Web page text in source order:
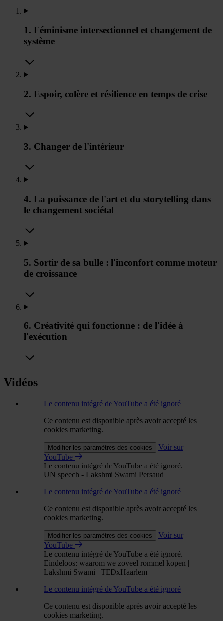
1. Féminisme intersectionnel et changement de
système
2. Espoir, colère et résilience en temps de crise
3. Changer de l'intérieur
4. La puissance de l'art et du storytelling dans
le changement sociétal
5. Sortir de sa bulle : l'inconfort comme moteur
de croissance
6. Créativité qui fonctionne : de l'idée à
l'exécution
Vidéos
Le contenu intégré de YouTube a été ignoré
Ce contenu est disponible après avoir accepté les
cookies marketing.
Modifier les paramètres des cookies
Voir sur
YouTube
Le contenu intégré de YouTube a été ignoré.
UN speech - Lakshmi Swami Persaud
Le contenu intégré de YouTube a été ignoré
Ce contenu est disponible après avoir accepté les
cookies marketing.
Modifier les paramètres des cookies
Voir sur
YouTube
Le contenu intégré de YouTube a été ignoré.
Eindeloos: waarom we zoveel rommel kopen |
Lakshmi Swami | TEDxHaarlem
Le contenu intégré de YouTube a été ignoré
Ce contenu est disponible après avoir accepté les
cookies marketing.